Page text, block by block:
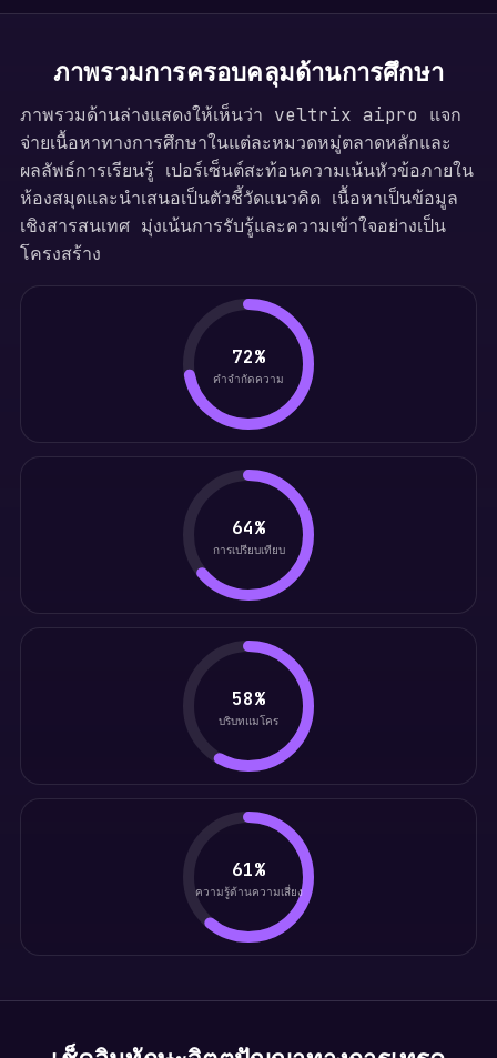
ภาพรวมการครอบคลุมด้านการศึกษา
ภาพรวมด้านล่างแสดงให้เห็นว่า veltrix aipro แจก
จ่ายเนื้อหาทางการศึกษาในแต่ละหมวดหมู่ตลาดหลักและ
ผลลัพธ์การเรียนรู้ เปอร์เซ็นต์สะท้อนความเน้นหัวข้อภายใน
ห้องสมุดและนำเสนอเป็นตัวชี้วัดแนวคิด เนื้อหาเป็นข้อมูล
เชิงสารสนเทศ มุ่งเน้นการรับรู้และความเข้าใจอย่างเป็น
โครงสร้าง
72%
คำจำกัดความ
64%
การเปรียบเทียบ
58%
บริบทแมโคร
61%
ความรู้ด้านความเสี่ยง